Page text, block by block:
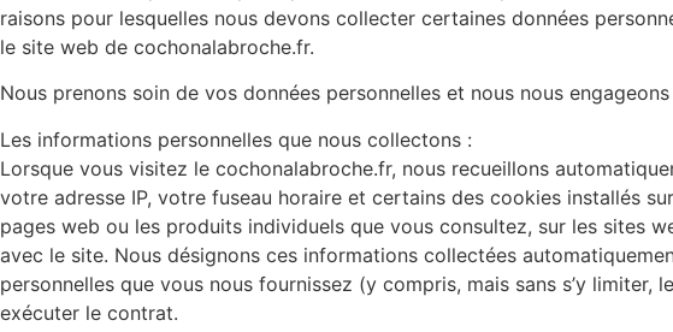
raisons pour lesquelles nous devons collecter certaines données
le site web de cochonalabroche.fr.
Nous prenons soin de vos données personnelles et nous nous
Les informations personnelles que nous collectons :
Lorsque vous visitez le cochonalabroche.fr, nous recueillons
votre adresse IP, votre fuseau horaire et certains des cookies installés
pages web ou les produits individuels que vous consultez, sur les sites
avec le site. Nous désignons ces informations collectées
personnelles que vous nous fournissez (y compris, mais sans s’y
exécuter le contrat.